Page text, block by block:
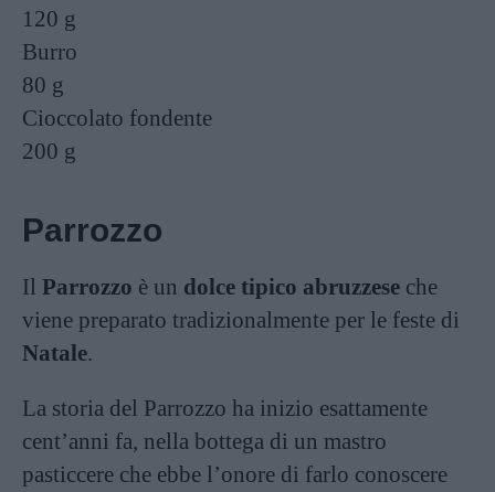
120 g
Burro
80 g
Cioccolato fondente
200 g
Parrozzo
Il Parrozzo è un dolce tipico abruzzese che
viene preparato tradizionalmente per le feste di
Natale.
La storia del Parrozzo ha inizio esattamente
cent’anni fa, nella bottega di un mastro
pasticcere che ebbe l’onore di farlo conoscere